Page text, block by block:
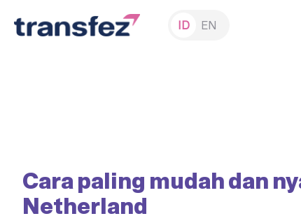
ID EN
Cara paling mudah dan
Netherland